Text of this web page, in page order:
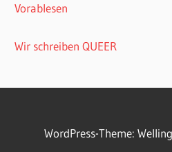
Vorablesen
Wir schreiben QUEER
WordPress-Theme: